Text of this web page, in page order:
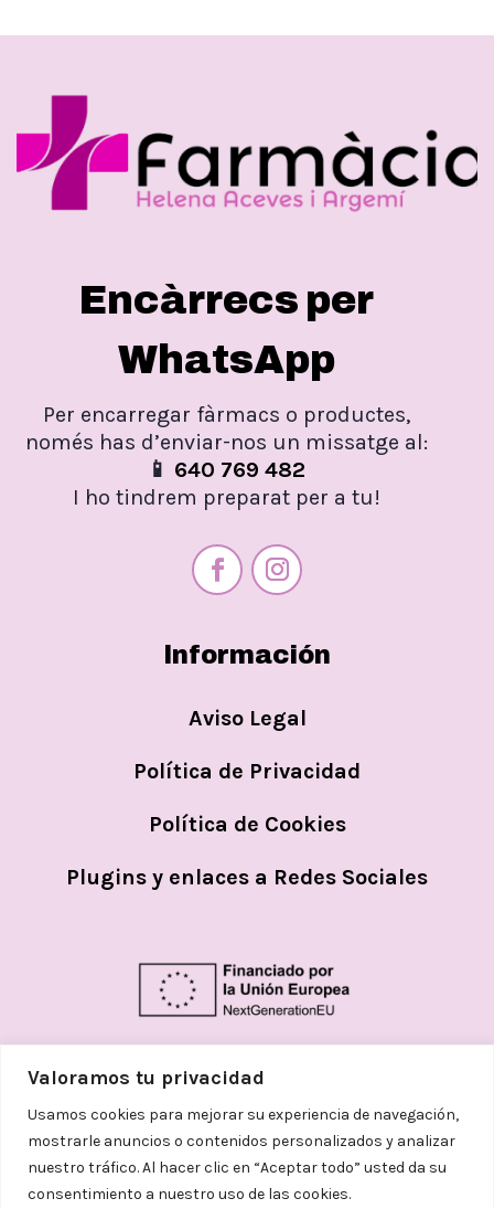
Valoramos tu privacidad
Usamos cookies para mejorar su experiencia de navegación,
mostrarle anuncios o contenidos personalizados y analizar
nuestro tráfico. Al hacer clic en “Aceptar todo” usted da su
consentimiento a nuestro uso de las cookies.
Encàrrecs per
WhatsApp
Per encarregar fàrmacs o productes,
només has d’enviar-nos un missatge al:
📱 640 769 482
I ho tindrem preparat per a tu!
Información
Aviso Legal
Política de Privacidad
Política de Cookies
Plugins y enlaces a Redes Sociales
© 2026Helena Aceves Argemi | Todos los